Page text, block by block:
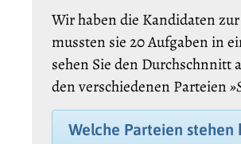
Wir haben die Kandidaten
mussten sie 20 Aufgaben in
sehen Sie den
den verschiedenen Parteien
Welche Parteien stehen